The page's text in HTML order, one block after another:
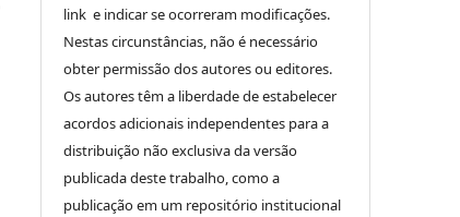
link e indicar se ocorreram modificações.
Nestas circunstâncias, não é necessário
obter permissão dos autores ou editores.
Os autores têm a liberdade de estabelecer
acordos adicionais independentes para a
distribuição não exclusiva da versão
publicada deste trabalho, como a
publicação em um repositório institucional